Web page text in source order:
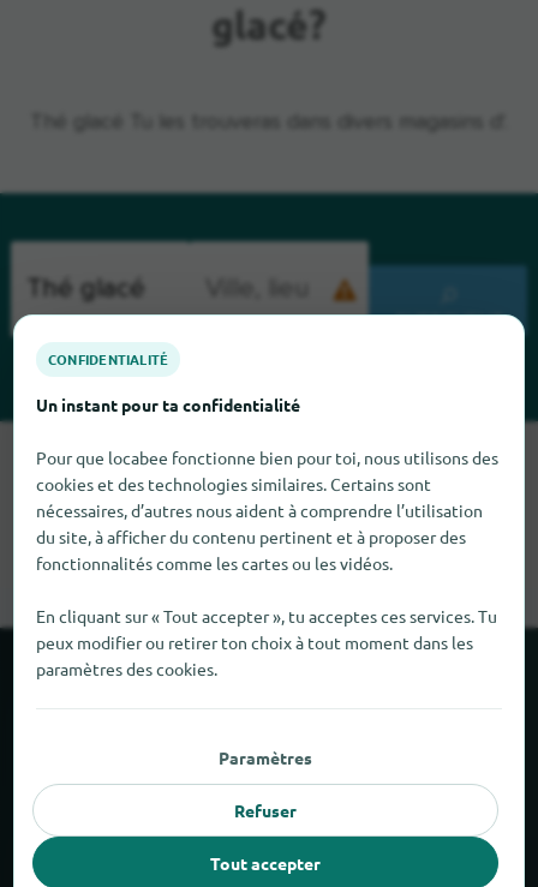
Emplacement actuelglacé?
CHERCHENT
Malheureusement, nous ne pouvons pas trouver Thé glacé
pour le moment. Si tu sais où trouver Thé glacé ici, nous
serions heureux que tu nous le dises.
À propos de locabee
Partenaires
Mentions légales
CONFIDENTIALITÉ
Un instant pour ta confidentialité
Pour que locabee fonctionne bien pour toi, nous utilisons des
cookies et des technologies similaires. Certains sont
nécessaires, d’autres nous aident à comprendre l’utilisation
du site, à afficher du contenu pertinent et à proposer des
fonctionnalités comme les cartes ou les vidéos.
En cliquant sur « Tout accepter », tu acceptes ces services. Tu
peux modifier ou retirer ton choix à tout moment dans les
paramètres des cookies.
Paramètres
Refuser
Tout accepter